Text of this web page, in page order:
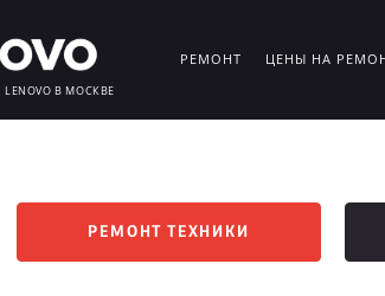
В МОСКВЕ
РЕМОНТ ЦЕНЫ НА
РЕМОНТ ТЕХНИКИ